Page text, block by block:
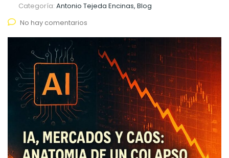
Categoría: Antonio Tejeda Encinas, Blog
No hay comentarios